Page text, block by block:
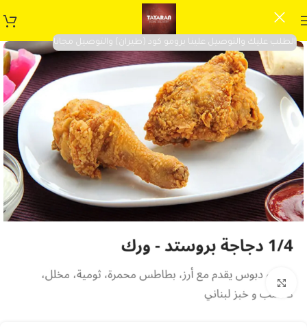
الطلب عليك والتوصيل علينا برومو كود (طيران) والتوصيل مجانا
Click to enlarge